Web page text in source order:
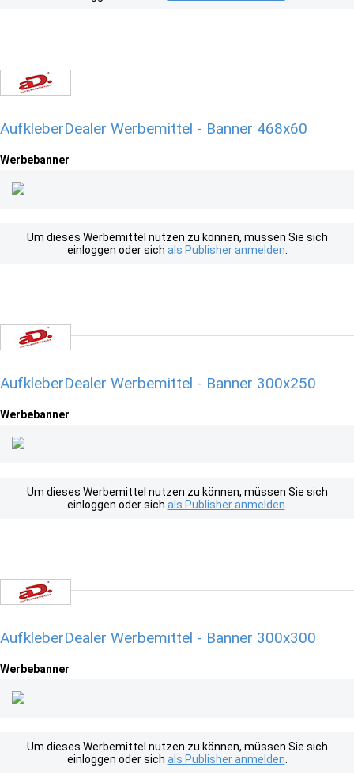
AufkleberDealer Werbemittel - Banner 468x60
Werbebanner
Um dieses Werbemittel nutzen zu können, müssen Sie sich
einloggen oder sich als Publisher anmelden
AufkleberDealer Werbemittel - Banner 300x250
Werbebanner
Um dieses Werbemittel nutzen zu können, müssen Sie sich
einloggen oder sich als Publisher anmelden
AufkleberDealer Werbemittel - Banner 300x300
Werbebanner
Um dieses Werbemittel nutzen zu können, müssen Sie sich
einloggen oder sich als Publisher anmelden